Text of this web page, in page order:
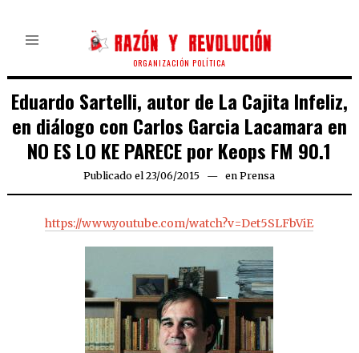
ORGANIZACIÓN POLÍTICA
Eduardo Sartelli, autor de La Cajita Infeliz,
en diálogo con Carlos Garcia Lacamara en
NO ES LO KE PARECE por Keops FM 90.1
Publicado el 23/06/2015 en Prensa
https://www.youtube.com/watch?v=Det5SLFbViE